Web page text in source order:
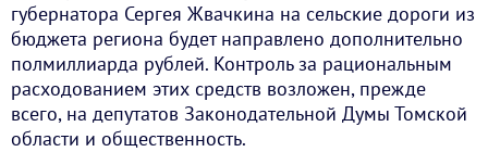
губернатора Сергея Жвачкина на сельские дороги из
бюджета региона будет направлено дополнительно
полмиллиарда рублей. Контроль за рациональным
расходованием этих средств возложен, прежде
всего, на депутатов Законодательной Думы Томской
области и общественность.